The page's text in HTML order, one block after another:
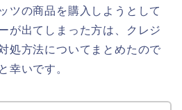
ツの商品を購入しようとして
が出てしまった方は、クレジ
処方法についてまとめたので
幸いです。